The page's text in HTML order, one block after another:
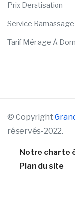
Prix Deratisation
Service
Tarif Ménage À
© Copyright
réservés-2022.
Notre charte
Plan du site